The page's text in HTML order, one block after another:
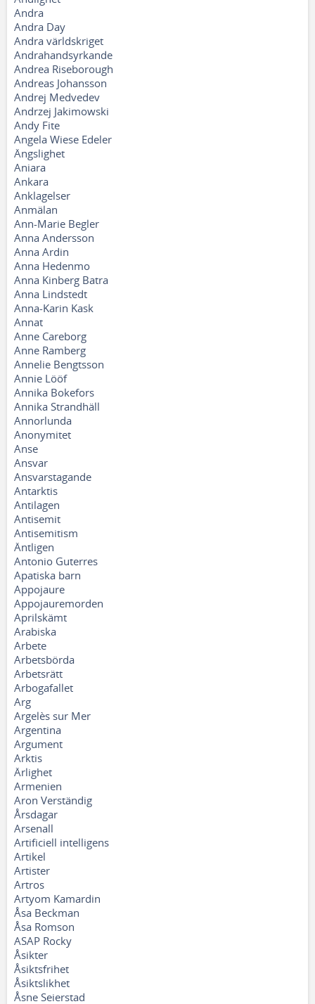
Andra
Andra Day
Andra världskriget
Andrahandsyrkande
Andrea Riseborough
Andreas Johansson
Andrej Medvedev
Andrzej Jakimowski
Andy Fite
Angela Wiese Edeler
Ängslighet
Aniara
Ankara
Anklagelser
Anmälan
Ann-Marie Begler
Anna Andersson
Anna Ardin
Anna Hedenmo
Anna Kinberg Batra
Anna Lindstedt
Anna-Karin Kask
Annat
Anne Careborg
Anne Ramberg
Annelie Bengtsson
Annie Lööf
Annika Bokefors
Annika Strandhäll
Annorlunda
Anonymitet
Anse
Ansvar
Ansvarstagande
Antarktis
Antilagen
Antisemit
Antisemitism
Äntligen
Antonio Guterres
Apatiska barn
Appojaure
Appojauremorden
Aprilskämt
Arabiska
Arbete
Arbetsbörda
Arbetsrätt
Arbogafallet
Arg
Argelès sur Mer
Argentina
Argument
Arktis
Ärlighet
Armenien
Aron Verständig
Årsdagar
Arsenall
Artificiell intelligens
Artikel
Artister
Artros
Artyom Kamardin
Åsa Beckman
Åsa Romson
ASAP Rocky
Åsikter
Åsiktsfrihet
Åsiktslikhet
Åsne Seierstad